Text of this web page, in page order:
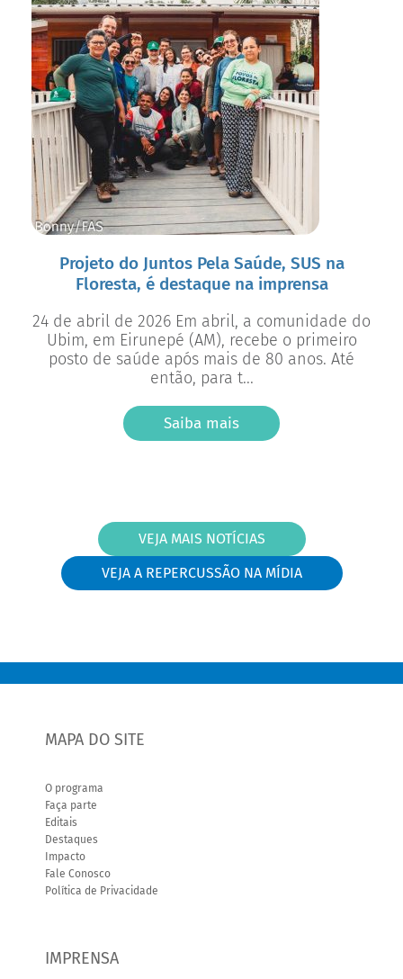
Projeto do Juntos Pela Saúde, SUS na
Floresta, é destaque na imprensa
24 de abril de 2026 Em abril, a comunidade do
Ubim, em Eirunepé (AM), recebe o primeiro
posto de saúde após mais de 80 anos. Até
então, para t...
Saiba mais
VEJA MAIS NOTÍCIAS
VEJA A REPERCUSSÃO NA MÍDIA
MAPA DO SITE
O programa
Faça parte
Editais
Destaques
Impacto
Fale Conosco
Política de Privacidade
IMPRENSA